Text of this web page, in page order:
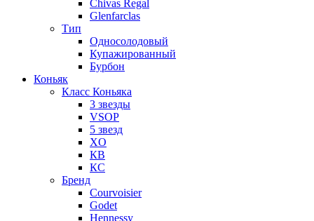
Chivas Regal
Glenfarclas
Тип
Односолодовый
Купажированный
Бурбон
Коньяк
Класс Коньяка
3 звезды
VSOP
5 звезд
XO
КВ
КС
Бренд
Courvoisier
Godet
Hennessy